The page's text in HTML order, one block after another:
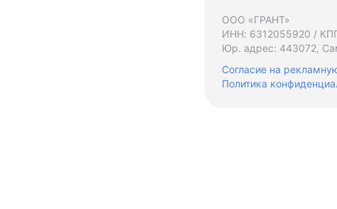
ООО «ГРАНТ»
ИНН: 6312055920 /
Юр. адрес: 443072,
Согласие на
Политика